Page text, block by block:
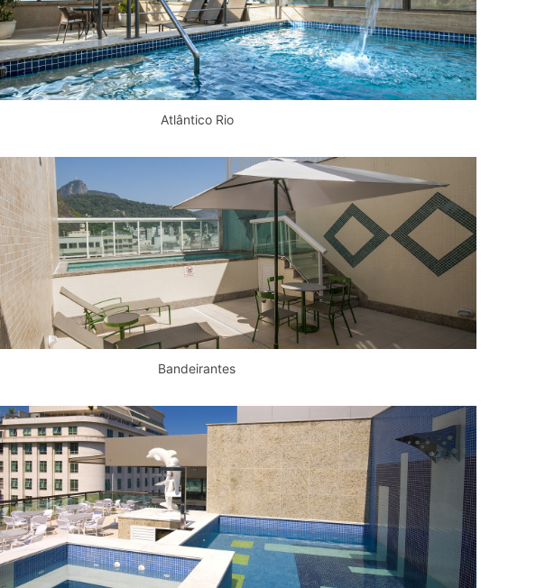
Atlântico Rio
Bandeirantes